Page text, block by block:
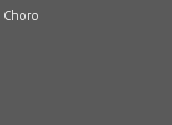
Choro